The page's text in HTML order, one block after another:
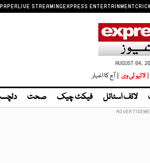
LIVE STREAMINGEXPRESS ENTERTAINMENT
AUGUST 04,
| لائیو ٹی وی | آج کا اخبار
لائف اسٹائل فیکٹ چیک صحت